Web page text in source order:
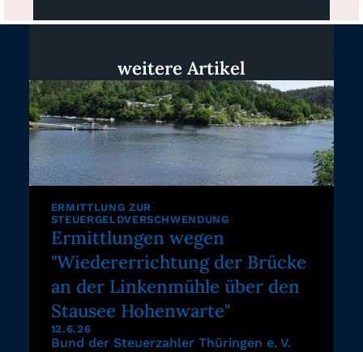
weitere Artikel
ERMITTLUNG ZUR
STEUERGELDVERSCHWENDUNG
Ermittlungen wegen
"Wiedererrichtung der Brücke
an der Linkenmühle über den
Stausee Hohenwarte"
12.6.26
Bund der Steuerzahler Thüringen e. V.